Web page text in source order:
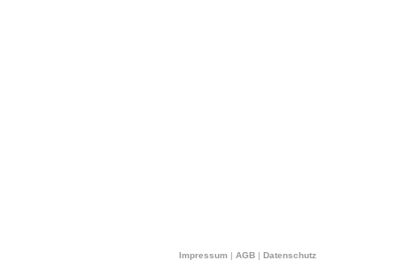
Impressum AGB Datenschutz